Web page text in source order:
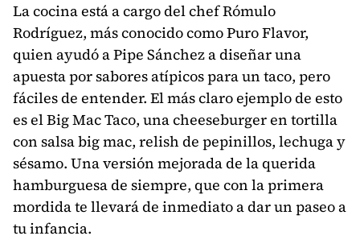
La cocina está a cargo del chef Rómulo
Rodríguez, más conocido como Puro Flavor,
quien ayudó a Pipe Sánchez a diseñar una
apuesta por sabores atípicos para un taco, pero
fáciles de entender. El más claro ejemplo de esto
es el Big Mac Taco, una cheeseburger en tortilla
con salsa big mac, relish de pepinillos, lechuga y
sésamo. Una versión mejorada de la querida
hamburguesa de siempre, que con la primera
mordida te llevará de inmediato a dar un paseo a
tu infancia.